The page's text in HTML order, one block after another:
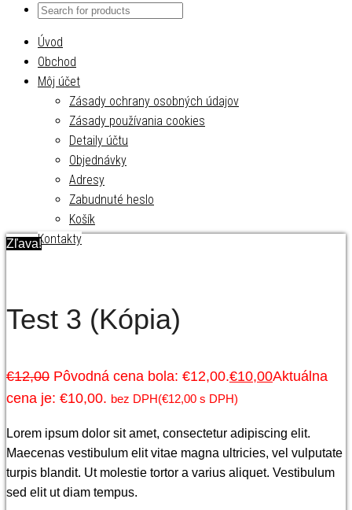
Úvod
Obchod
Môj účet
Zásady ochrany osobných údajov
Zásady používania cookies
Detaily účtu
Objednávky
Adresy
Zabudnuté heslo
Košík
Kontakty
Zľava!
Test 3 (Kópia)
€12,00 Pôvodná cena bola: €12,00.€10,00Aktuálna
cena je: €10,00. bez DPH(€12,00 s DPH)
Lorem ipsum dolor sit amet, consectetur adipiscing elit.
Maecenas vestibulum elit vitae magna ultricies, vel vulputate
turpis blandit. Ut molestie tortor a varius aliquet. Vestibulum
sed elit ut diam tempus.